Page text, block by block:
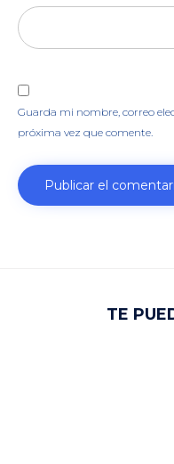
Guarda mi nombre, correo
próxima vez que comente.
TE